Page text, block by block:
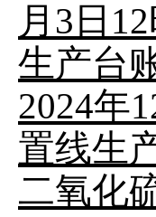
月 3 日 12
生产台
2024年
置线生
二氧化